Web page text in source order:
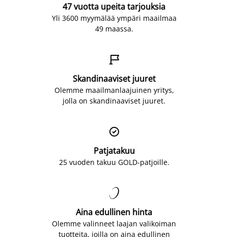
47 vuotta upeita tarjouksia
Yli 3600 myymälää ympäri maailmaa
49 maassa.

Skandinaaviset juuret
Olemme maailmanlaajuinen yritys,
jolla on skandinaaviset juuret.

Patjatakuu
25 vuoden takuu GOLD-patjoille.

Aina edullinen hinta
Olemme valinneet laajan valikoiman
tuotteita, joilla on aina edullinen